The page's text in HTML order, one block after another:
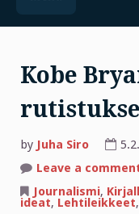
Kobe
by Juha Siro
Leave a
Journalismi,
ideat, Lehtileikkeet,